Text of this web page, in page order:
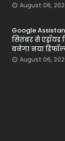
August 06,
Google
सितंबर से एंड्रॉयड
बनेगा नया
August 06,